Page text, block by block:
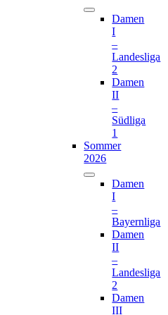
Damen
I
–
Landesliga
2
Damen
II
–
Südliga
1
Sommer
2026
Damen
I
–
Bayernliga
Damen
II
–
Landesliga
2
Damen
III